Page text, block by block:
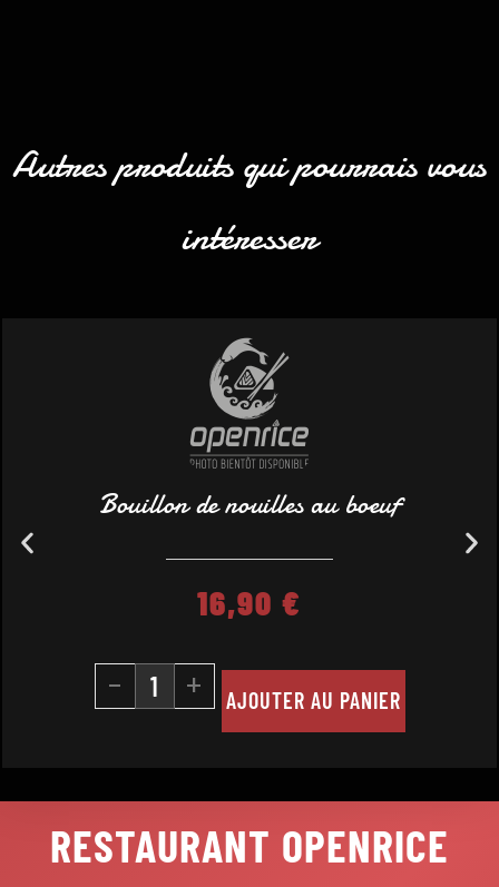
Autres produits qui pourrais vous
intéresser
Bouillon de nouilles au boeuf
16,90 €
- + AJOUTER AU PANIER
RESTAURANT OPENRICE